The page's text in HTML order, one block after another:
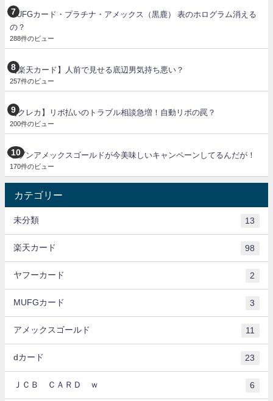
MUFGカード・プラチナ・アメックス（黒鹿） 表のホログラム消える
の？
288件のビュー
【楽天カード】人前で見せる底辺男気持ち悪い？
257件のビュー
【クレカ】リボ払いのトラブル相談急増！自動リボの罠？
200件のビュー
セゾンアメックスゴールドが今美味しいキャンペーンしてるんだが！
170件のビュー
カテゴリー
未分類 13
楽天カード 98
ヤフーカード 2
MUFGカード 3
アメックスゴールド 11
dカード 23
ＪＣＢ ＣＡＲＤ ｗ 6